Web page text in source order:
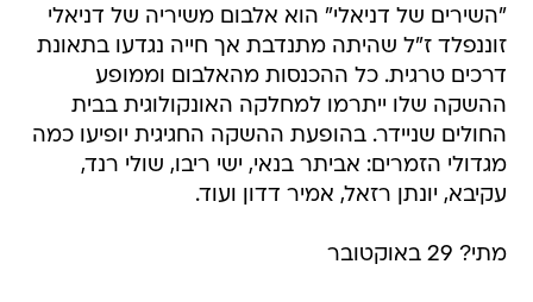
"השירים של דניאלי" הוא אלבום משיריה של דניאלי
זוננפלד ז"ל שהיתה מתנדבת אך חייה נגדעו בתאונת
דרכים טרגית. כל ההכנסות מהאלבום וממופע
ההשקה שלו ייתרמו למחלקה האונקולוגית בבית
החולים שניידר. בהופעת ההשקה החגיגית יופיעו כמה
מגדולי הזמרים: אביתר בנאי, ישי ריבו, שולי רנד,
עקיבא, יונתן רזאל, אמיר דדון ועוד.
מתי? 29 באוקטובר